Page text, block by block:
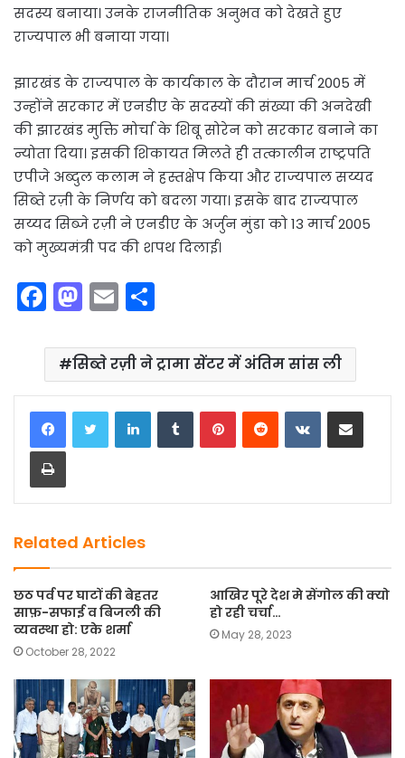
सदस्य बनाया। उनके राजनीतिक अनुभव को देखते हुए
राज्यपाल भी बनाया गया।
झारखंड के राज्यपाल के कार्यकाल के दौरान मार्च 2005 में
उन्होंने सरकार में एनडीए के सदस्यों की संख्या की अनदेखी
की झारखंड मुक्ति मोर्चा के शिबू सोरेन को सरकार बनाने का
न्योता दिया। इसकी शिकायत मिलते ही तत्कालीन राष्ट्रपति
एपीजे अब्दुल कलाम ने हस्तक्षेप किया और राज्यपाल सय्यद
सिब्ते रज़ी के निर्णय को बदला गया। इसके बाद राज्यपाल
सय्यद सिब्जे रज़ी ने एनडीए के अर्जुन मुंडा को 13 मार्च 2005
को मुख्यमंत्री पद की शपथ दिलाई।
F
a
c
e
b
o
o
k
M
a
st
o
d
o
E
m
ai
l
ar
e
सिब्ते रज़ी ने ट्रामा सेंटर में अंतिम सांस ली
LinkedInTumblrPinterestReddit VKontakteShare via Email
Print
Related Articles
छठ पर्व पर घाटों की बेहतर
साफ़-सफाई व बिजली की
व्यवस्था हो: एके शर्मा
October 28, 2022
आखिर पूरे देश मे सेंगोल की क्यो
हो रही चर्चा…
May 28, 2023